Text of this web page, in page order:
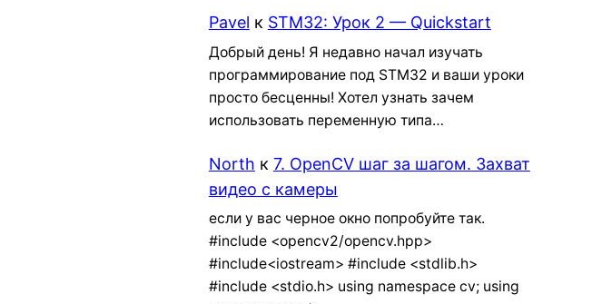
Pavel к STM32: Урок 2 — Quickstart
Добрый день! Я недавно начал изучать
программирование под STM32 и ваши уроки
просто бесценны! Хотел узнать зачем
использовать переменную типа…
North к 7. OpenCV шаг за шагом. Захват
видео с камеры
если у вас черное окно попробуйте так.
#include <opencv2/opencv.hpp>
#include<iostream> #include <stdlib.h>
#include <stdio.h> using namespace cv; using